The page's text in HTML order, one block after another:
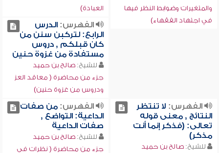
والمتغيرات وضوابط النظر فيها
في اجتهاد الفقهاء)
العبادة)
الفهرس:الدرس
الرابع: لتركبن سنن من
كان قبلكم , دروس
مستفادة من غزوة حنين
للشيخ:صالح بن حميد
جزء من محاضرة ( معاقد العز
ودروس من غزوة حنين)
الفهرس: لا تنتظر
النتائج , معنى قوله
تعالى: (فذكر إنما أنت
مذكر)
للشيخ:صالح بن حميد
الفهرس:من صفات
الداعية: التواضع ,
صفات الداعية
للشيخ:صالح بن حميد
جزء من محاضرة ( نظرات في